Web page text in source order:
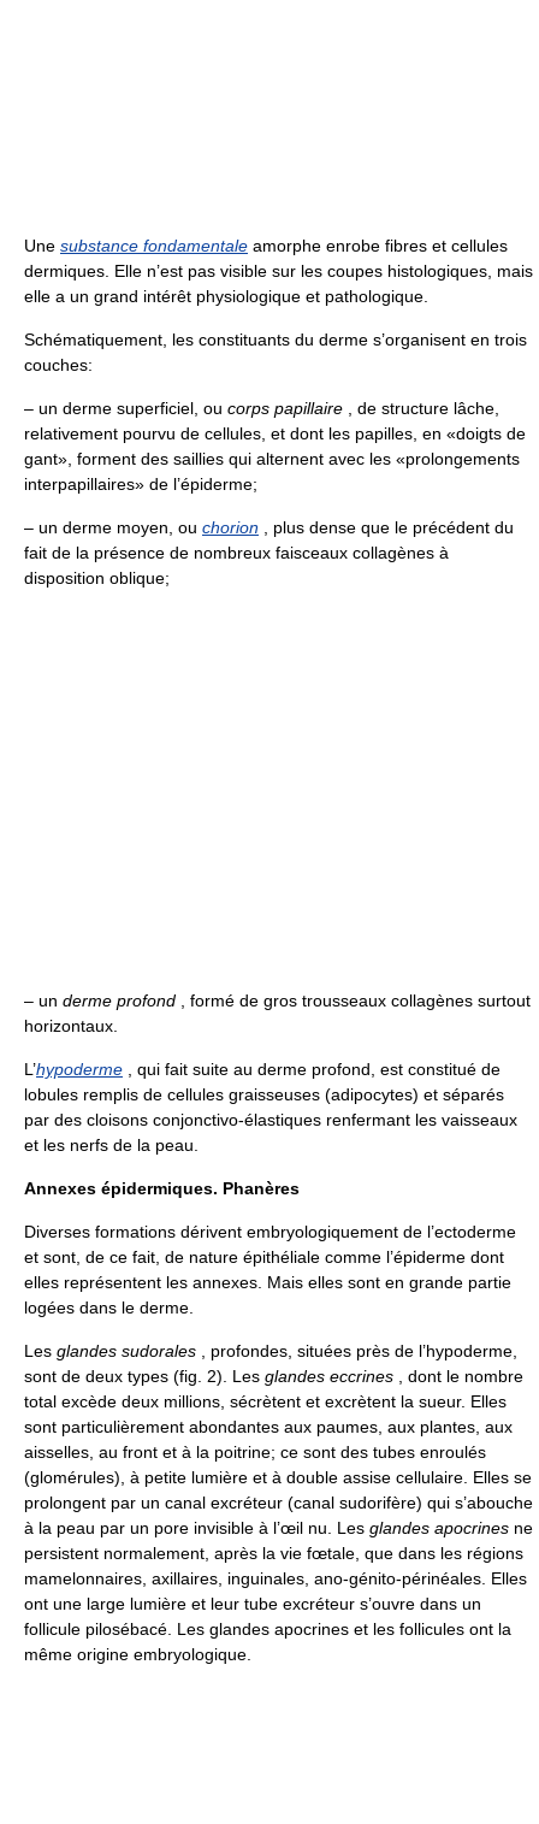
Une substance fondamentale amorphe enrobe fibres et cellules
dermiques. Elle n’est pas visible sur les coupes histologiques, mais
elle a un grand intérêt physiologique et pathologique.
Schématiquement, les constituants du derme s’organisent en trois
couches:
– un derme superficiel, ou corps papillaire , de structure lâche,
relativement pourvu de cellules, et dont les papilles, en «doigts de
gant», forment des saillies qui alternent avec les «prolongements
interpapillaires» de l’épiderme;
– un derme moyen, ou chorion , plus dense que le précédent du
fait de la présence de nombreux faisceaux collagènes à
disposition oblique;
– un derme profond , formé de gros trousseaux collagènes surtout
horizontaux.
L’hypoderme , qui fait suite au derme profond, est constitué de
lobules remplis de cellules graisseuses (adipocytes) et séparés
par des cloisons conjonctivo-élastiques renfermant les vaisseaux
et les nerfs de la peau.
Annexes épidermiques. Phanères
Diverses formations dérivent embryologiquement de l’ectoderme
et sont, de ce fait, de nature épithéliale comme l’épiderme dont
elles représentent les annexes. Mais elles sont en grande partie
logées dans le derme.
Les glandes sudorales , profondes, situées près de l’hypoderme,
sont de deux types (fig. 2). Les glandes eccrines , dont le nombre
total excède deux millions, sécrètent et excrètent la sueur. Elles
sont particulièrement abondantes aux paumes, aux plantes, aux
aisselles, au front et à la poitrine; ce sont des tubes enroulés
(glomérules), à petite lumière et à double assise cellulaire. Elles se
prolongent par un canal excréteur (canal sudorifère) qui s’abouche
à la peau par un pore invisible à l’œil nu. Les glandes apocrines ne
persistent normalement, après la vie fœtale, que dans les régions
mamelonnaires, axillaires, inguinales, ano-génito-périnéales. Elles
ont une large lumière et leur tube excréteur s’ouvre dans un
follicule pilosébacé. Les glandes apocrines et les follicules ont la
même origine embryologique.